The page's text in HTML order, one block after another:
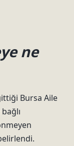
ne
Bursa Aile